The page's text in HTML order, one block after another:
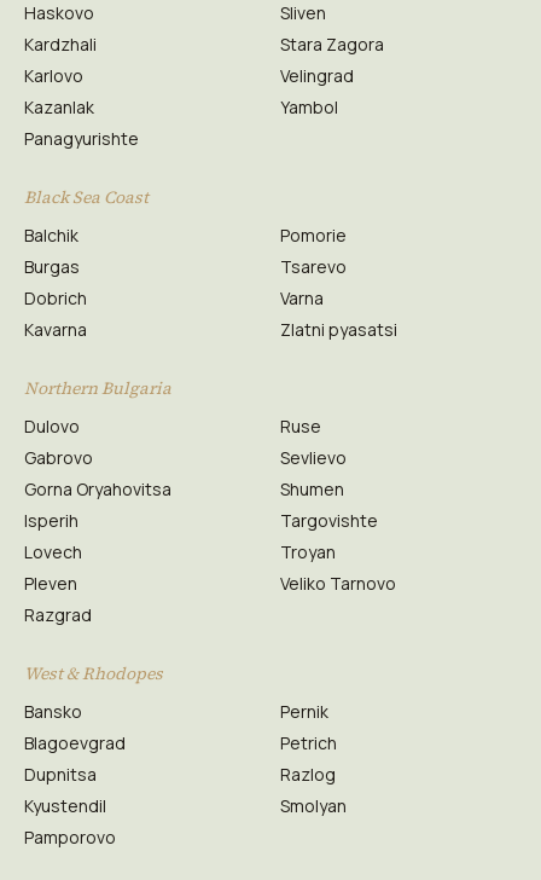
Haskovo
Kardzhali
Karlovo
Kazanlak
Panagyurishte
Sliven
Stara Zagora
Velingrad
Yambol
Black Sea Coast
Balchik
Burgas
Dobrich
Kavarna
Pomorie
Tsarevo
Varna
Zlatni pyasatsi
Northern Bulgaria
Dulovo
Gabrovo
Gorna Oryahovitsa
Isperih
Lovech
Pleven
Razgrad
Ruse
Sevlievo
Shumen
Targovishte
Troyan
Veliko Tarnovo
West & Rhodopes
Bansko
Blagoevgrad
Dupnitsa
Kyustendil
Pamporovo
Pernik
Petrich
Razlog
Smolyan